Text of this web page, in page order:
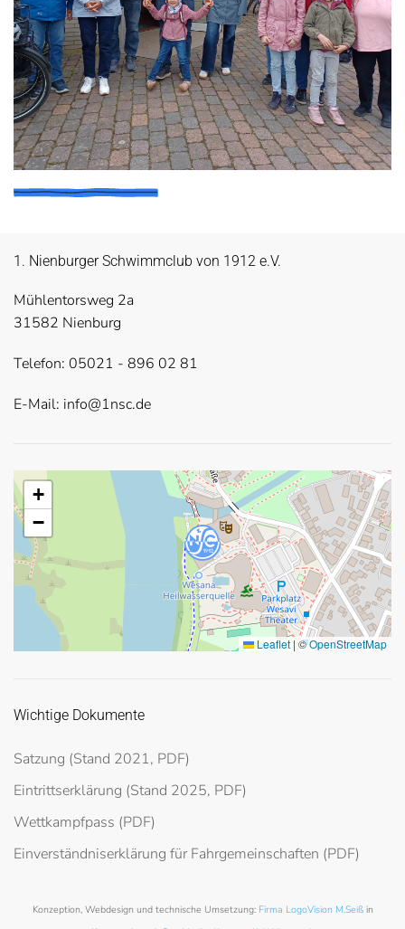
1. Nienburger Schwimmclub von 1912 e.V.
Mühlentorsweg 2a
31582 Nienburg
Telefon: 05021 - 896 02 81
E-Mail: info@1nsc.de
+
−
Leaflet |©OpenStreetMap
Wichtige Dokumente
Satzung (Stand 2021, PDF)
Eintrittserklärung (Stand 2025, PDF)
Wettkampfpass (PDF)
Einverständniserklärung für Fahrgemeinschaften (PDF)
Konzeption, Webdesign und technische Umsetzung: Firma LogoVision M.Seißin